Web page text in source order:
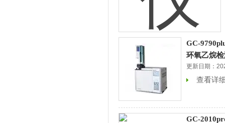
GC-
环氧乙烷
更新日期：
查看详
GC-